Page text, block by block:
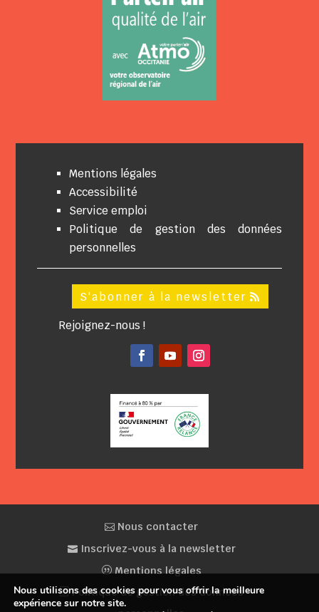
Mentions légales
Accessibilité
Service emploi
Politique de gestion des données
personnelles
S'abonner à la newsletter
Rejoignez-nous !
Nous contacter
Inscrivez-vous à la newsletter
Mentions légales
Politique de gestion des données
Nous utilisons des cookies pour vous offrir la meilleure
expérience sur notre site.